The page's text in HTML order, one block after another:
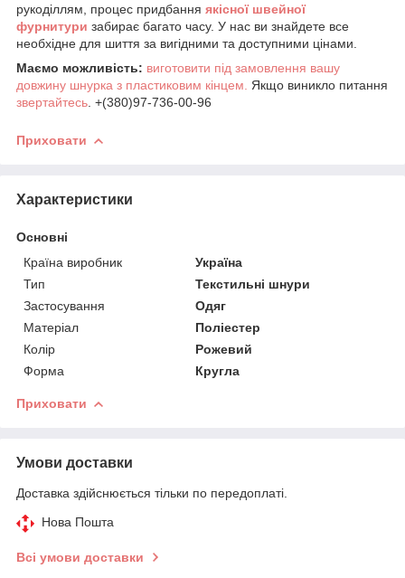
рукоділлям, процес придбання якісної швейної
фурнитури забирає багато часу. У нас ви знайдете все
необхідне для шиття за вигідними та доступними цінами.
Маємо можливість: виготовити під замовлення вашу
довжину шнурка з пластиковим кінцем.
Якщо виникло питання
звертайтесь . +(380)97-736-00-96
Приховати
Характеристики
Основні
Країна виробник
Україна
Тип
Текстильні шнури
Застосування
Одяг
Матеріал
Поліестер
Колір
Рожевий
Форма
Кругла
Приховати
Умови доставки
Доставка здійснюється тільки по передоплаті.
Нова Пошта
Всі умови доставки